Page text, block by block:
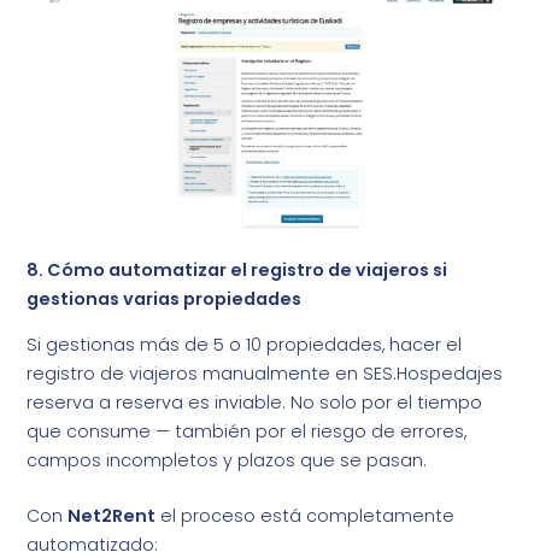
8. Cómo automatizar el registro de viajeros si
gestionas varias propiedades
Si gestionas más de 5 o 10 propiedades, hacer el
registro de viajeros manualmente en SES.Hospedajes
reserva a reserva es inviable. No solo por el tiempo
que consume — también por el riesgo de errores,
campos incompletos y plazos que se pasan.
Con Net2Rent el proceso está completamente
automatizado: